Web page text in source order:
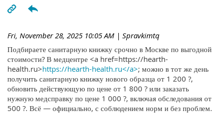
Fri, November 28, 2025 10:05 AM | Spravkimtq
Подбираете санитарную книжку срочно в Москве по выгодной
стоимости? В медцентре <a href=https://hearth-
health.ru>https://hearth-health.ru</a>; можно в тот же день
получить санитарную книжку нового образца от 1 200 ?,
обновить действующую по цене от 1 800 ? или заказать
нужную медсправку по цене 1 000 ?, включая обследования от
500 ?. Всё — официально, с соблюдением норм и без проблем.